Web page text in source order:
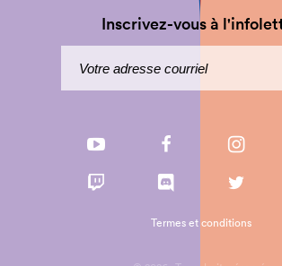
Inscrivez-vous à
Termes et conditions